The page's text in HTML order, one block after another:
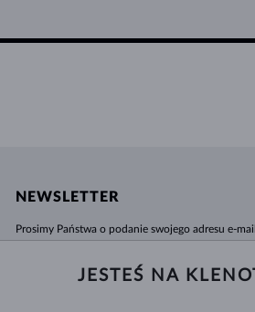
NEWSLETTER
Prosimy Państwa o podanie swojego adresu e-
umkną Państwa uwadze!
JESTEŚ NA